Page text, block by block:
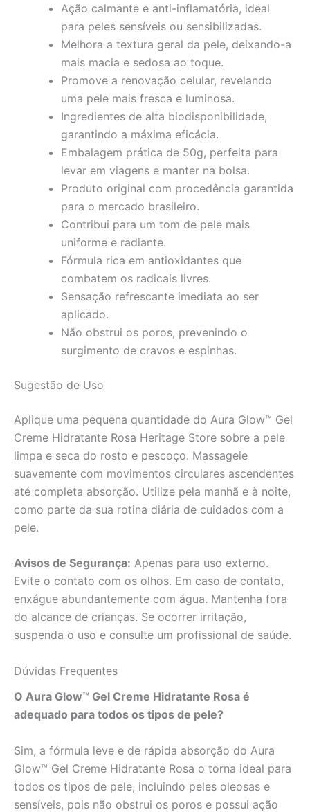
Ação calmante e anti-inflamatória, ideal
para peles sensíveis ou sensibilizadas.
Melhora a textura geral da pele, deixando-a
mais macia e sedosa ao toque.
Promove a renovação celular, revelando
uma pele mais fresca e luminosa.
Ingredientes de alta biodisponibilidade,
garantindo a máxima eficácia.
Embalagem prática de 50g, perfeita para
levar em viagens e manter na bolsa.
Produto original com procedência garantida
para o mercado brasileiro.
Contribui para um tom de pele mais
uniforme e radiante.
Fórmula rica em antioxidantes que
combatem os radicais livres.
Sensação refrescante imediata ao ser
aplicado.
Não obstrui os poros, prevenindo o
surgimento de cravos e espinhas.
Sugestão de Uso
Aplique uma pequena quantidade do Aura Glow™ Gel
Creme Hidratante Rosa Heritage Store sobre a pele
limpa e seca do rosto e pescoço. Massageie
suavemente com movimentos circulares ascendentes
até completa absorção. Utilize pela manhã e à noite,
como parte da sua rotina diária de cuidados com a
pele.
Avisos de Segurança: Apenas para uso externo.
Evite o contato com os olhos. Em caso de contato,
enxágue abundantemente com água. Mantenha fora
do alcance de crianças. Se ocorrer irritação,
suspenda o uso e consulte um profissional de saúde.
Dúvidas Frequentes
O Aura Glow™ Gel Creme Hidratante Rosa é
adequado para todos os tipos de pele?
Sim, a fórmula leve e de rápida absorção do Aura
Glow™ Gel Creme Hidratante Rosa o torna ideal para
todos os tipos de pele, incluindo peles oleosas e
sensíveis, pois não obstrui os poros e possui ação